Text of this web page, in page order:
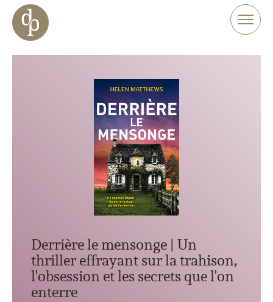
Aller au contenu principal
Aller à la navigation
Aller à la recherche sur le site web
Derrière le mensonge | Un
thriller effrayant sur la trahison,
l'obsession et les secrets que l'on
enterre